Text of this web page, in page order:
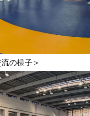
の様子＞